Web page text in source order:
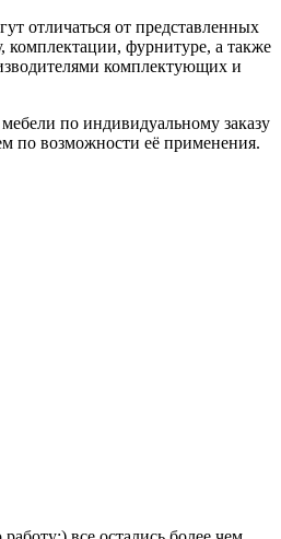
отличаться от представленных
комплектации, фурнитуре, а также
комплектующих и
по индивидуальному заказу
по возможности её применения.